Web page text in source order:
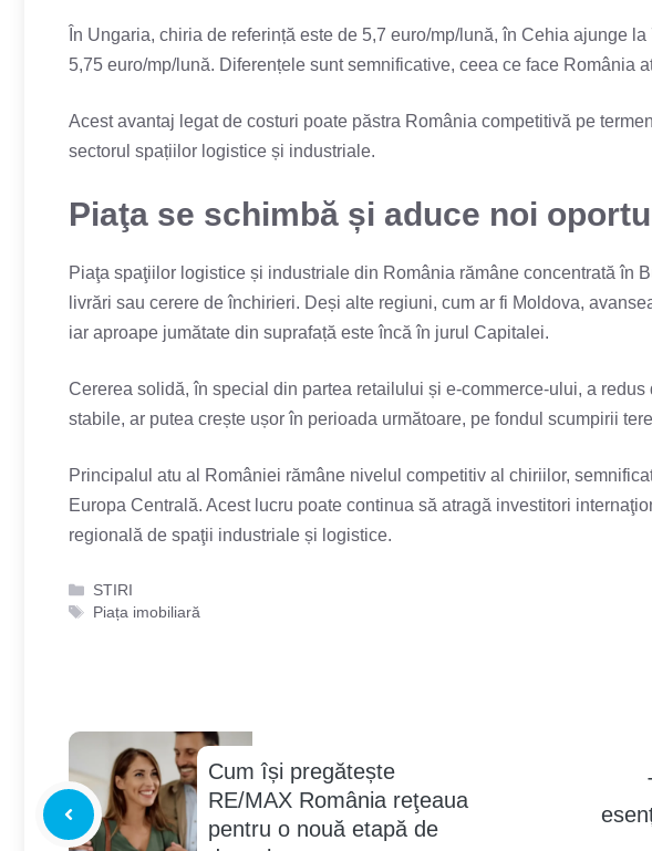
În Ungaria, chiria de referință este de 5,7 euro/mp/lună, în Cehia ajunge
5,75 euro/mp/lună. Diferențele sunt semnificative, ceea ce face România
Acest avantaj legat de costuri poate păstra România competitivă pe
sectorul spațiilor logistice și industriale.
Piaţa se schimbă și aduce noi
Piaţa spaţiilor logistice și industriale din România rămâne concentrată în
livrări sau cerere de închirieri. Deși alte regiuni, cum ar fi Moldova,
iar aproape jumătate din suprafață este încă în jurul Capitalei.
Cererea solidă, în special din partea retailului și e-commerce-ului, a
stabile, ar putea crește ușor în perioada următoare, pe fondul scumpirii
Principalul atu al României rămâne nivelul competitiv al chiriilor,
Europa Centrală. Acest lucru poate continua să atragă investitori
regională de spaţii industriale și logistice.
Categorii
STIRI
Etichete
Piața imobiliară
Cum își pregătește
RE/MAX România reţeaua
pentru o nouă etapă de